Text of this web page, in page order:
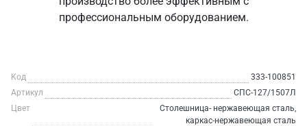
профессиональным оборудованием.
Код
333-100851
Артикул
СПС-127/1507Л
Цвет
Столешница- нержавеющая сталь,
каркас-нержавеющая сталь